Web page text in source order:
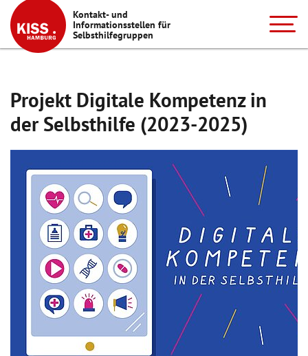
Kontakt- und
Informationsstellen für
Selbsthilfegruppen
Projekt Digitale Kompetenz in
der Selbsthilfe (2023-2025)